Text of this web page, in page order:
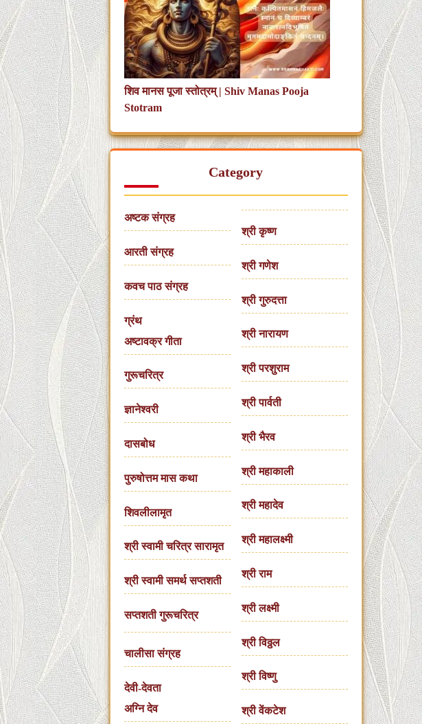
शिव मानस पूजा स्तोत्रम् | Shiv Manas Pooja
Stotram
Category
अष्टक संग्रह
आरती संग्रह
कवच पाठ संग्रह
ग्रंथ
अष्टावक्र गीता
गुरूचरित्र
ज्ञानेश्वरी
दासबोध
पुरुषोत्तम मास कथा
शिवलीलामृत
श्री स्वामी चरित्र सारामृत
श्री स्वामी समर्थ सप्तशती
सप्तशती गुरूचरित्र
चालीसा संग्रह
देवी-देवता
अग्नि देव
श्री कृष्ण
श्री गणेश
श्री गुरुदत्ता
श्री नारायण
श्री परशुराम
श्री पार्वती
श्री भैरव
श्री महाकाली
श्री महादेव
श्री महालक्ष्मी
श्री राम
श्री लक्ष्मी
श्री विठ्ठल
श्री विष्णु
श्री वेंकटेश